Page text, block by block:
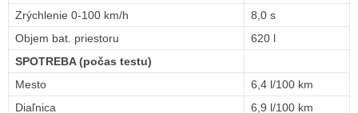
Zrýchlenie 0-100 km/h
8,0 s
Objem bat. priestoru
620 l
SPOTREBA (počas testu)
Mesto
6,4 l/100 km
Diaľnica
6,9 l/100 km